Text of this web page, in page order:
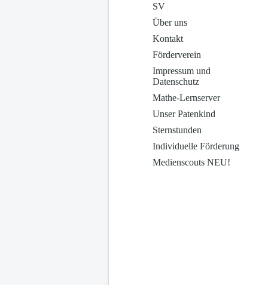
SV
Über uns
Kontakt
Förderverein
Impressum und
Datenschutz
Mathe-Lernserver
Unser Patenkind
Sternstunden
Individuelle Förderung
Medienscouts NEU!